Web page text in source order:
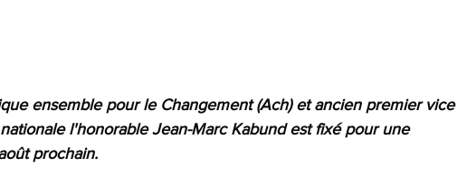
ensemble pour le Changement (Ach) et ancien premier vice
l'honorable Jean-Marc Kabund est fixé pour une
prochain.